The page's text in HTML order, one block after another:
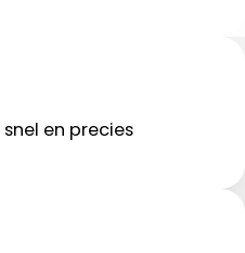
en precies